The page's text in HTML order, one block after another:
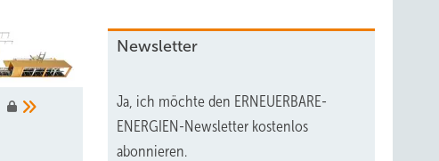
Newsletter
Ja, ich möchte den ERNEUERBARE-
ENERGIEN-Newsletter kostenlos
abonnieren.